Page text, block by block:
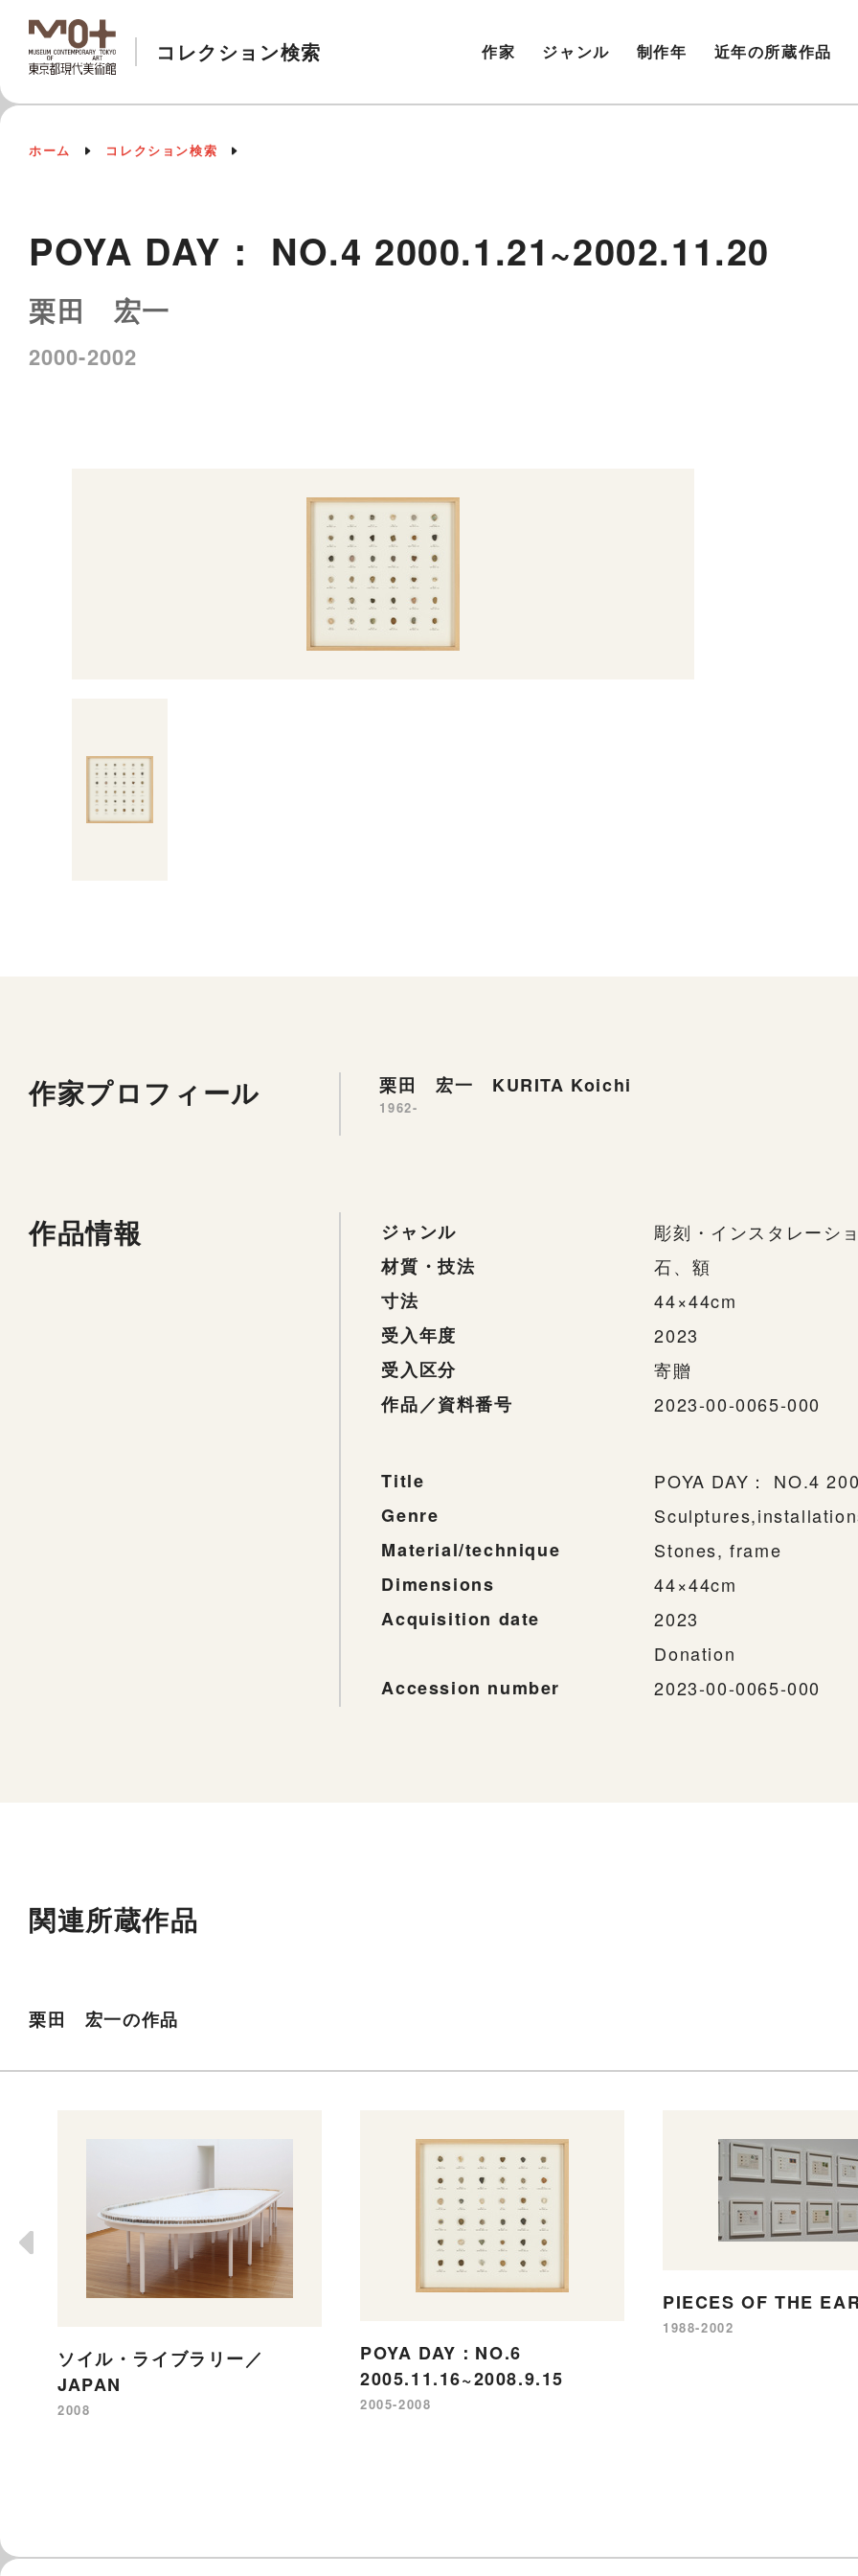
コレクション検索 作家 ジャンル 制作年 近年の所蔵作品
ホーム コレクション検索
POYA DAY： NO.4 2000.1.21~2002.11.20
栗田 宏一
2000-2002
作家プロフィール 栗田 宏一 KURITA Koichi
1962-
作品情報 ジャンル
彫刻・インスタレーシ
材質・技法
石、額
寸法
44×44cm
受入年度
2023
受入区分
寄贈
作品／資料番号
2023-00-0065-000
Title
POYA DAY： NO.4
Genre
Material/technique
Stones, frame
Dimensions
44×44cm
Acquisition date
2023
Donation
Accession number
2023-00-0065-000
関連所蔵作品
栗田 宏一の作品
ソイル・ライブラリー／
JAPAN
2008
POYA DAY：NO.6
2005.11.16~2008.9.15
2005-2008
PIECES OF THE
1988-2002